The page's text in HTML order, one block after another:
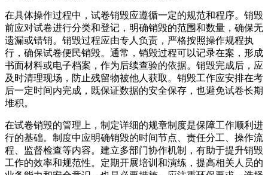
在具体操作过程中，试卷销毁应遵循一定的规范和程序。销毁
前应对试卷进行分类和登记，明确销毁的范围和数量，确保无
遗漏或错销。销毁过程应由专人负责，严格按照操作规程执
行，确保试卷便民销毁。通常，销毁过程可以记录在案，形成
书面材料或电子档案，作为后续查验的依据。销毁完成后，应
及时清理现场，防止残留物被他人获取。销毁工作应安排在考
后一定时间内完成，既保证数据的安全保存，也避免试卷长期
堆积。
在试卷销毁的管理上，制定详细的规章制度是保障工作顺利进
行的基础。制度中应明确销毁的时间节点、责任分工、操作流
程、监督检查等内容。建立多部门协作机制，有助于提升销毁
工作的效率和规范性。定期开展培训和演练，提高相关人员的